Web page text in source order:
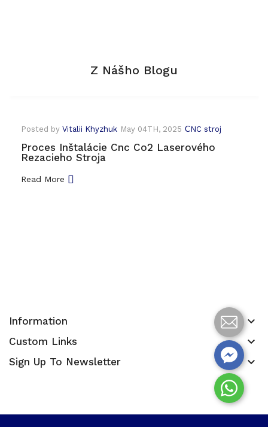
Z Nášho Blogu
Posted by Vitalii Khyzhuk May 04TH, 2025 СNC stroj
Proces Inštalácie Cnc Co2 Laserového
Rezacieho Stroja
Read More
Information keyboard_arrow_down
Custom Links keyboard_arrow_down
Sign Up To Newsletter keyboard_arrow_down